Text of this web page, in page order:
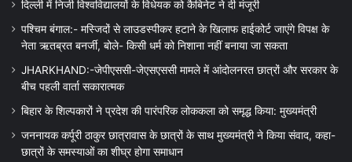
दिल्ली में निजी विश्वविद्यालयों के विधेयक को कैबिनेट ने दी मंजूरी
पश्चिम बंगाल:- मस्जिदों से लाउडस्पीकर हटाने के खिलाफ हाईकोर्ट जाएंगे विपक्ष के
नेता ऋतब्रत बनर्जी, बोले- किसी धर्म को निशाना नहीं बनाया जा सकता
JHARKHAND:-जेपीएससी-जेएसएससी मामले में आंदोलनरत छात्रों और सरकार के
बीच पहली वार्ता सकारात्मक
बिहार के शिल्पकारों ने प्रदेश की पारंपरिक लोककला को समृद्ध किया: मुख्यमंत्री
जननायक कर्पूरी ठाकुर छात्रावास के छात्रों के साथ मुख्यमंत्री ने किया संवाद, कहा-
छात्रों के समस्याओं का शीघ्र होगा समाधान